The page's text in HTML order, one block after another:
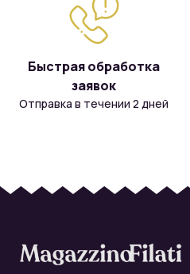
Быстрая обработка
заявок
Отправка в течении 2 дней